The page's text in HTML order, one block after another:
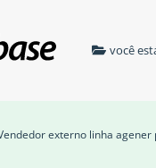
você
externo linha agener